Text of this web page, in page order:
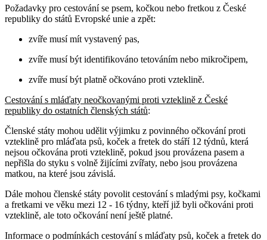
Požadavky pro cestování se psem, kočkou nebo fretkou z České
republiky do států Evropské unie a zpět:
zvíře musí mít vystavený pas,
zvíře musí být identifikováno tetováním nebo mikročipem,
zvíře musí být platně očkováno proti vzteklině.
Cestování s mláďaty neočkovanými proti vzteklině z České
republiky do ostatních členských států:
Členské státy mohou udělit výjimku z povinného očkování proti
vzteklině pro mláďata psů, koček a fretek do stáří 12 týdnů, která
nejsou očkována proti vzteklině, pokud jsou provázena pasem a
nepřišla do styku s volně žijícími zvířaty, nebo jsou provázena
matkou, na které jsou závislá.
Dále mohou členské státy povolit cestování s mladými psy, kočkami
a fretkami ve věku mezi 12 - 16 týdny, kteří již byli očkováni proti
vzteklině, ale toto očkování není ještě platné.
Informace o podmínkách cestování s mláďaty psů, koček a fretek do